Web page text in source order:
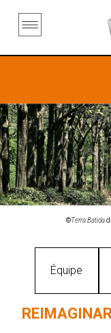
©Terra Batida
Équipe